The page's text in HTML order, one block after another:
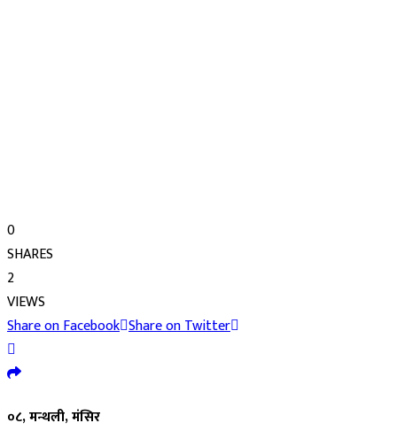
0
SHARES
2
VIEWS
Share on Facebook Share on Twitter
०८, मन्थली, मंसिर